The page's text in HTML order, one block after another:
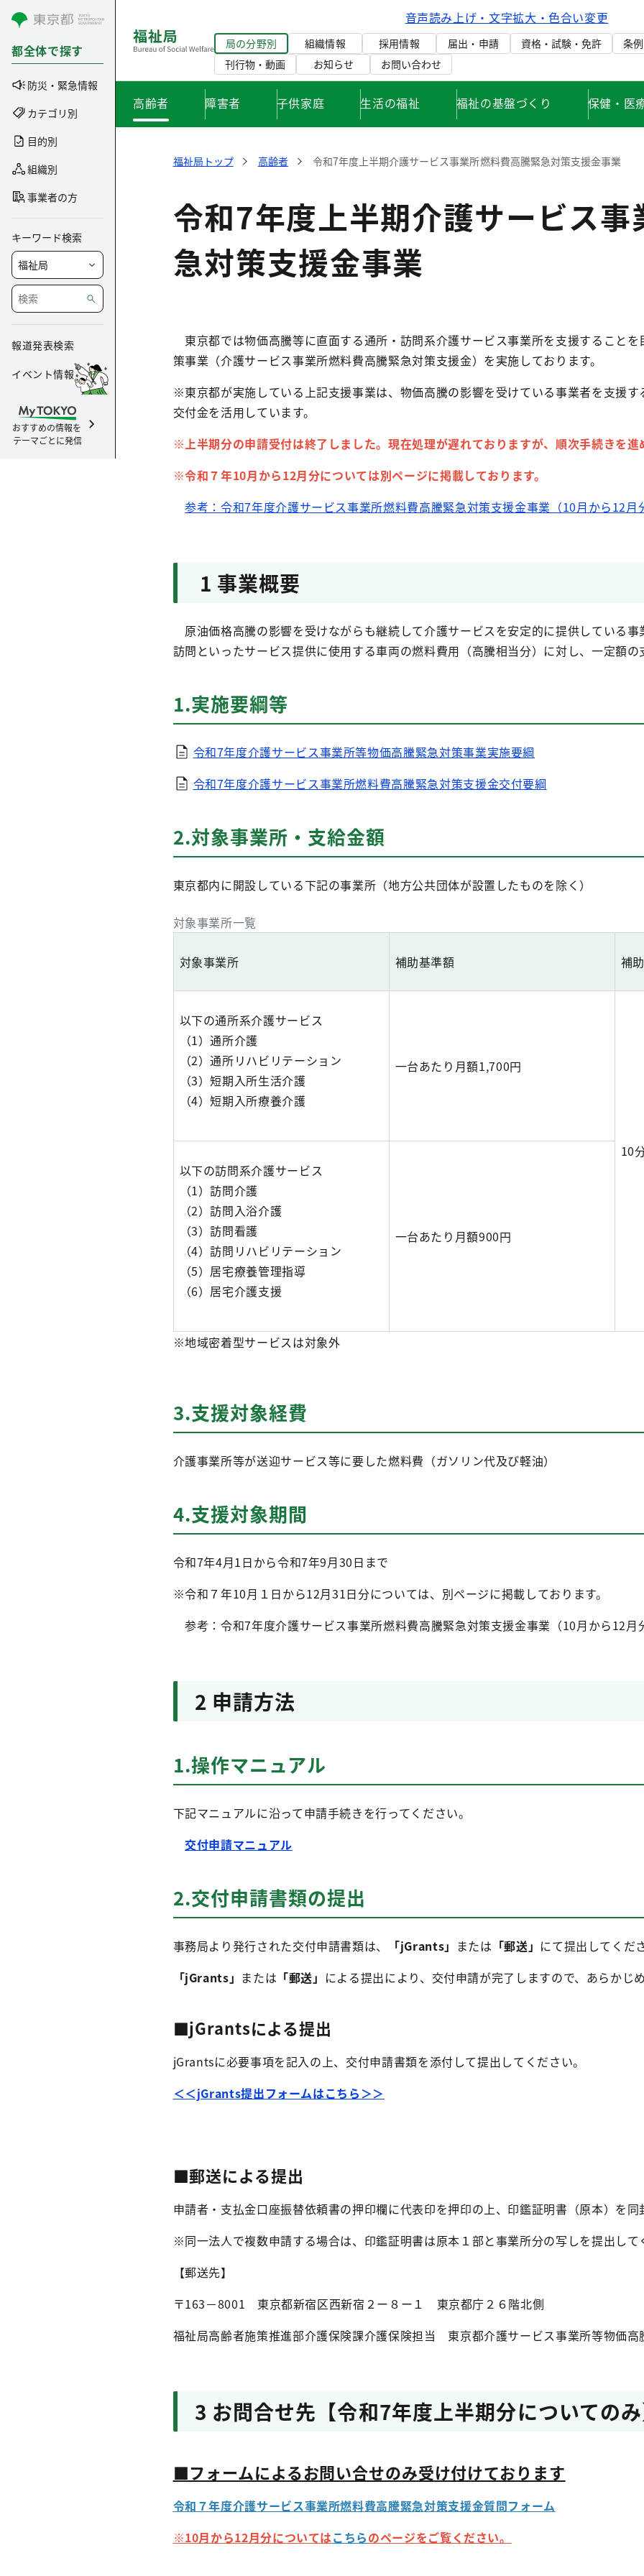
コンテンツにスキップ
都全体で探す
防災・緊急情報
カテゴリ別
目的別
組織別
事業者の方
キーワード検索
報道発表検索
イベント情報
おすすめの情報を
テーマごとに発信
音声読み上げ・文字拡大・色合い変更
局の分野別 組織情報 採用情報 届出・申請 資格・試験・免許
条
刊行物・動画
お知らせ お問い合わせ
高齢者 障害者 子供家庭 生活の福祉 福祉の基盤づくり 保健・医
福祉局トップ 高齢者 令和7年度上半期介護サービス事業所燃料費高騰緊急対策支援金事業
令和7年度上半期介護サービス
急対策支援金事業
東京都では物価高騰等に直面する通所・訪問系介護サービス事業所を支援すること
策事業（介護サービス事業所燃料費高騰緊急対策支援金）を実施しております。
※東京都が実施している上記支援事業は、物価高騰の影響を受けている事業者を支援
交付金を活用しています。
※上半期分の申請受付は終了しました。現在処理が遅れておりますが、順次手続きを進
※令和７年10月から12月分については別ページに掲載しております。
参考：令和7年度介護サービス事業所燃料費高騰緊急対策支援金事業（10月から12月
1 事業概要
原油価格高騰の影響を受けながらも継続して介護サービスを安定的に提供している
訪問といったサービス提供に使用する車両の燃料費用（高騰相当分）に対し、一定額の
1.実施要綱等
令和7年度介護サービス事業所等物価高騰緊急対策事業実施要綱
令和7年度介護サービス事業所燃料費高騰緊急対策支援金交付要綱
2.対象事業所・支給金額
東京都内に開設している下記の事業所（地方公共団体が設置したものを除く）
対象事業所一覧
対象事業所 補助基準額 補
以下の通所系介護サービス
（1）通所介護
（2）通所リハビリテーション
（3）短期入所生活介護
（4）短期入所療養介護
一台あたり月額1,700円
10
以下の訪問系介護サービス
（1）訪問介護
（2）訪問入浴介護
（3）訪問看護
（4）訪問リハビリテーション
（5）居宅療養管理指導
（6）居宅介護支援
一台あたり月額900円
※地域密着型サービスは対象外
3.支援対象経費
介護事業所等が送迎サービス等に要した燃料費（ガソリン代及び軽油）
4.支援対象期間
令和7年4月1日から令和7年9月30日まで
※令和７年10月１日から12月31日分については、別ページに掲載しております。
参考：令和7年度介護サービス事業所燃料費高騰緊急対策支援金事業（10月から12月
2 申請方法
1.操作マニュアル
下記マニュアルに沿って申請手続きを行ってください。
交付申請マニュアル
2.交付申請書類の提出
事務局より発行された交付申請書類は、 「jGrants」 または 「郵送」 にて提出してくだ
「jGrants」 または 「郵送」 による提出により、交付申請が完了しますので、あらかじ
■jGrantsによる提出
jGrantsに必要事項を記入の上、交付申請書類を添付して提出してください。
＜＜jGrants提出フォームはこちら＞＞
■郵送による提出
申請者・支払金口座振替依頼書の押印欄に代表印を押印の上、印鑑証明書（原本）を
※同一法人で複数申請する場合は、印鑑証明書は原本１部と事業所分の写しを提出して
【郵送先】
〒163－8001 東京都新宿区西新宿２ー８ー１ 東京都庁２６階北側
福祉局高齢者施策推進部介護保険課介護保険担当 東京都介護サービス事業所等物価
3 お問合せ先【令和7年度上半期分についての
■フォームによるお問い合せのみ受け付けております
令和７年度介護サービス事業所燃料費高騰緊急対策支援金質問フォーム
※10月から12月分についてはこちらのページをご覧ください。